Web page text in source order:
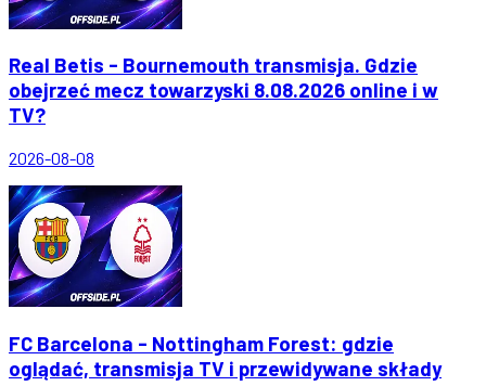
Real Betis - Bournemouth transmisja. Gdzie
obejrzeć mecz towarzyski 8.08.2026 online i w
TV?
2026-08-08
FC Barcelona - Nottingham Forest: gdzie
oglądać, transmisja TV i przewidywane składy